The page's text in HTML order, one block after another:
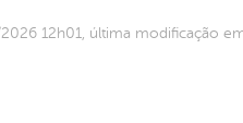
12h01, última modificação